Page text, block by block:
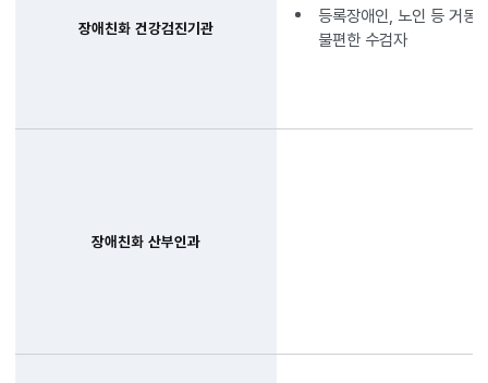
장애친화 건강검진기관
등록장애인, 노인 등 거동
불편한 수검자
장애친화 산부인과